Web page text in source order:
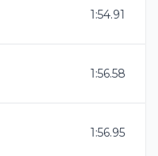
1:54.91
1:56.58
1:56.95